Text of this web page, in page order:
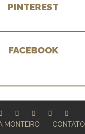
PINTEREST
FACEBOOK
MONTEIRO CONTATO